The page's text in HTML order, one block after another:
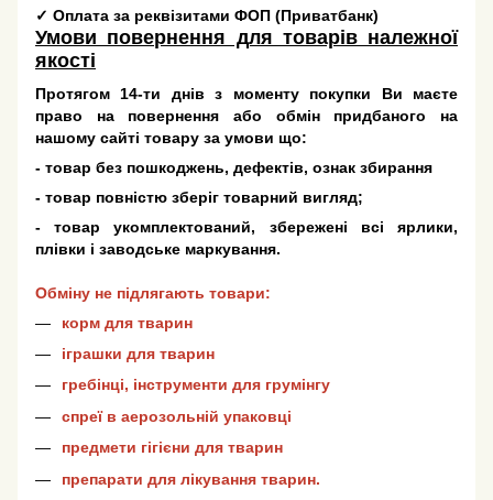
✓ Оплата за реквізитами ФОП (Приватбанк)
Умови повернення для товарів належної
якості
Протягом 14-ти днів з моменту покупки Ви маєте
право на повернення або обмін придбаного на
нашому сайті товару за умови що:
- товар без пошкоджень, дефектів, ознак збирання
- товар повністю зберіг товарний вигляд;
- товар укомплектований, збережені всі ярлики,
плівки і заводське маркування.
Обміну не підлягають товари:
корм для тварин
іграшки для тварин
гребінці, інструменти для грумінгу
спреї в аерозольній упаковці
предмети гігієни для тварин
препарати для лікування тварин.